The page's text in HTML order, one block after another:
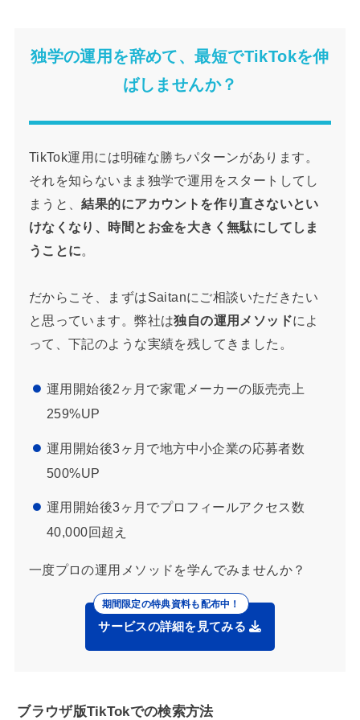
独学の運用を辞めて、最短でTikTokを伸
ばしませんか？
TikTok運用には明確な勝ちパターンがあります。
それを知らないまま独学で運用をスタートしてし
まうと、結果的にアカウントを作り直さないとい
けなくなり、時間とお金を大きく無駄にしてしま
うことに。
だからこそ、まずはSaitanにご相談いただきたい
と思っています。弊社は独自の運用メソッドによ
って、下記のような実績を残してきました。
運用開始後2ヶ月で家電メーカーの販売売上
259%UP
運用開始後3ヶ月で地方中小企業の応募者数
500%UP
運用開始後3ヶ月でプロフィールアクセス数
40,000回超え
一度プロの運用メソッドを学んでみませんか？
サービスの詳細を見てみる
ブラウザ版TikTokでの検索方法